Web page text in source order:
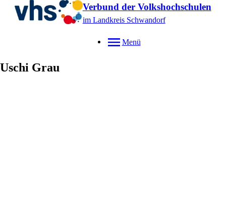
Verbund der Volkshochschulen
im Landkreis Schwandorf
Menü
Uschi Grau